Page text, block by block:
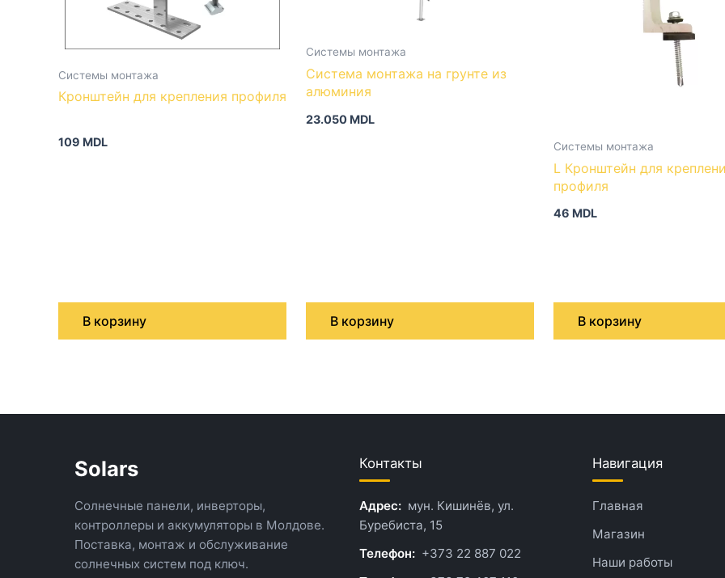
Системы монтажа
Кронштейн для крепления профиля
109 MDL
В корзину
Системы монтажа
Система монтажа на грунте из
алюминия
23.050 MDL
В корзину
Системы монтажа
L Кронштейн для
профиля
46 MDL
В корзину
Solars
Солнечные панели, инверторы,
контроллеры и аккумуляторы в Молдове.
Поставка, монтаж и обслуживание
солнечных систем под ключ.
Контакты
Адрес: мун. Кишинёв, ул.
Буребиста, 15
Телефон: +373 22 887 022
Навигация
Главная
Магазин
Наши работы